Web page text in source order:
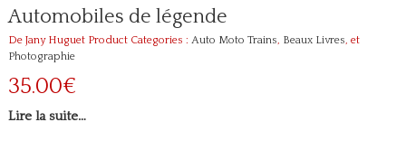
Automobiles de légende
De Jany HuguetProduct Categories : Auto Moto Trains, Beaux Livres, et
Photographie
35.00€
Lire la suite…